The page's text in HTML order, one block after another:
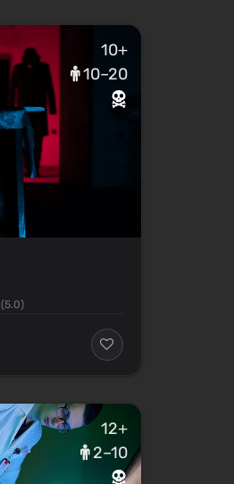
10+
10–20
(5.0)
12+
2–10